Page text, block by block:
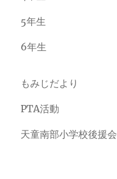
5年生
6年生
もみじだより
PTA活動
天童南部小学校後援会